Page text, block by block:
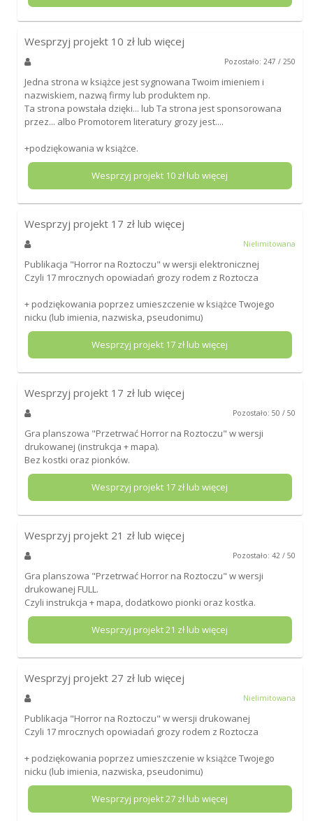
Wesprzyj projekt 10 zł lub więcej
Pozostało: 247 / 250
Jedna strona w książce jest sygnowana Twoim imieniem i
nazwiskiem, nazwą firmy lub produktem np.
Ta strona powstała dzięki... lub Ta strona jest sponsorowana
przez... albo Promotorem literatury grozy jest....
+podziękowania w książce.
Wesprzyj projekt 10 zł lub więcej
Wesprzyj projekt 17 zł lub więcej
Nielimitowana
Publikacja "Horror na Roztoczu" w wersji elektronicznej
Czyli 17 mrocznych opowiadań grozy rodem z Roztocza
+ podziękowania poprzez umieszczenie w książce Twojego
nicku (lub imienia, nazwiska, pseudonimu)
Wesprzyj projekt 17 zł lub więcej
Wesprzyj projekt 17 zł lub więcej
Pozostało: 50 / 50
Gra planszowa "Przetrwać Horror na Roztoczu" w wersji
drukowanej (instrukcja + mapa).
Bez kostki oraz pionków.
Wesprzyj projekt 17 zł lub więcej
Wesprzyj projekt 21 zł lub więcej
Pozostało: 42 / 50
Gra planszowa "Przetrwać Horror na Roztoczu" w wersji
drukowanej FULL.
Czyli instrukcja + mapa, dodatkowo pionki oraz kostka.
Wesprzyj projekt21 zł lub więcej
Wesprzyj projekt 27 zł lub więcej
Nielimitowana
Publikacja "Horror na Roztoczu" w wersji drukowanej
Czyli 17 mrocznych opowiadań grozy rodem z Roztocza
+ podziękowania poprzez umieszczenie w książce Twojego
nicku (lub imienia, nazwiska, pseudonimu)
Wesprzyj projekt27 zł lub więcej